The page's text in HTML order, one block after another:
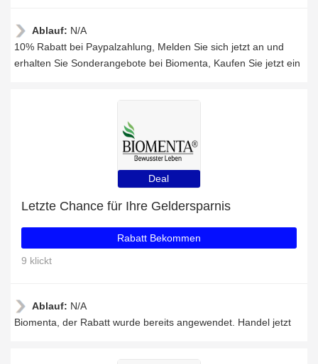
Ablauf: N/A
10% Rabatt bei Paypalzahlung, Melden Sie sich jetzt an und
erhalten Sie Sonderangebote bei Biomenta, Kaufen Sie jetzt ein
Deal
Letzte Chance für Ihre Geldersparnis
Rabatt Bekommen
9 klickt
Ablauf: N/A
Biomenta, der Rabatt wurde bereits angewendet. Handel jetzt